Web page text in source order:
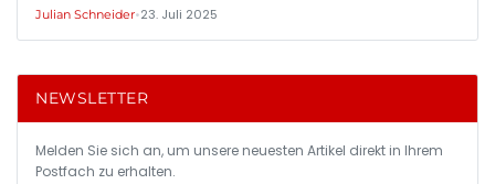
Julian Schneider•23. Juli 2025
NEWSLETTER
Melden Sie sich an, um unsere neuesten Artikel direkt in Ihrem
Postfach zu erhalten.